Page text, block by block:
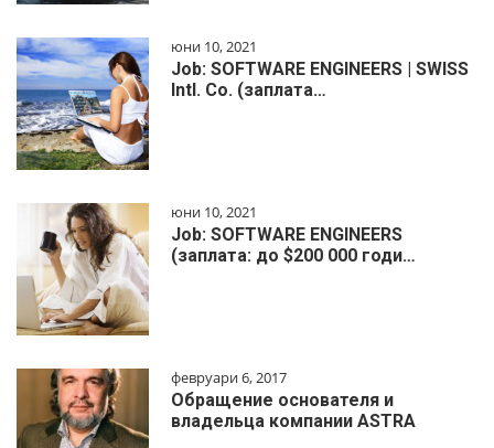
юни 10, 2021
Job: SOFTWARE ENGINEERS | SWISS
Intl. Co. (заплата…
юни 10, 2021
Job: SOFTWARE ENGINEERS
(заплата: до $200 000 годи…
февруари 6, 2017
Обращение основателя и
владельца компании ASTRA